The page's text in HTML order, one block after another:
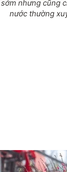
nhưng cũng
nước thường